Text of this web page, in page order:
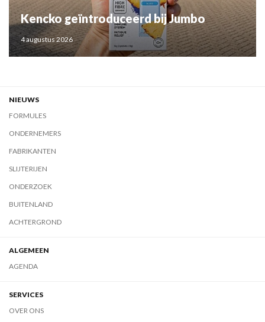
Kencko geïntroduceerd bij Jumbo
4 augustus 2026
NIEUWS
FORMULES
ONDERNEMERS
FABRIKANTEN
SLIJTERIJEN
ONDERZOEK
BUITENLAND
ACHTERGROND
ALGEMEEN
AGENDA
SERVICES
OVER ONS